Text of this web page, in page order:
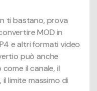
ti bastano, prova
MOD in
e altri formati video
può anche
il canale, il
limite massimo di